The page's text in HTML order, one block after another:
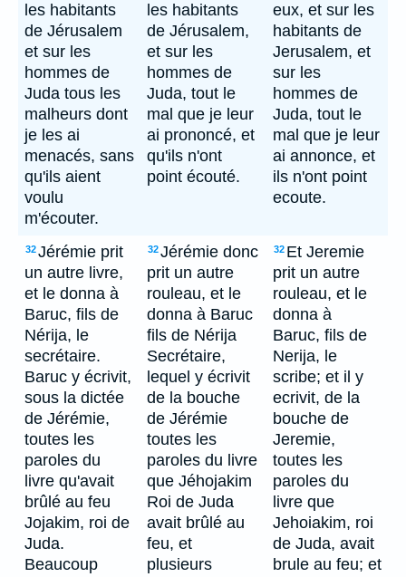
les habitants
de Jérusalem
et sur les
hommes de
Juda tous les
malheurs dont
je les ai
menacés, sans
qu'ils aient
voulu
m'écouter.
les habitants
de Jérusalem,
et sur les
hommes de
Juda, tout le
mal que je leur
ai prononcé, et
qu'ils n'ont
point écouté.
eux, et sur les
habitants de
Jerusalem, et
sur les
hommes de
Juda, tout le
mal que je leur
ai annonce, et
ils n'ont point
ecoute.
32Jérémie prit
un autre livre,
et le donna à
Baruc, fils de
Nérija, le
secrétaire.
Baruc y écrivit,
sous la dictée
de Jérémie,
toutes les
paroles du
livre qu'avait
brûlé au feu
Jojakim, roi de
Juda.
Beaucoup
32Jérémie donc
prit un autre
rouleau, et le
donna à Baruc
fils de Nérija
Secrétaire,
lequel y écrivit
de la bouche
de Jérémie
toutes les
paroles du livre
que Jéhojakim
Roi de Juda
avait brûlé au
feu, et
plusieurs
32 Et Jeremie
prit un autre
rouleau, et le
donna à
Baruc, fils de
Nerija, le
scribe; et il y
ecrivit, de la
bouche de
Jeremie,
toutes les
paroles du
livre que
Jehoiakim, roi
de Juda, avait
brule au feu; et